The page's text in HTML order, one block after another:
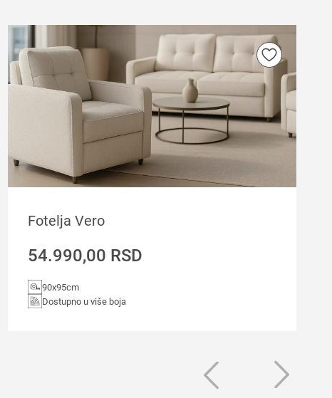
Fotelja Vero
54.990,00 RSD
90x95cm
Dostupno u više boja